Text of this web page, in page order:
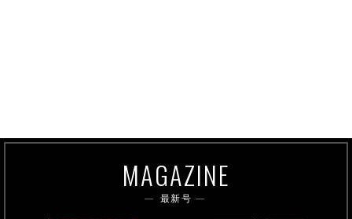
MAGAZINE
最新号